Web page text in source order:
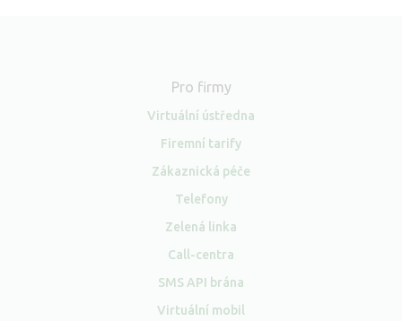
Pro firmy
Virtuální ústředna
Firemní tarify
Zákaznická péče
Telefony
Zelená linka
Call-centra
SMS API brána
Virtuální mobil